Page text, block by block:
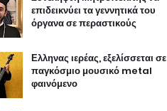
επιδεικνύει τα γεννητικά του
όργανα σε περαστικούς
Ελληνας ιερέας, εξελίσσεται σε
παγκόσμιο μουσικό metal
φαινόμενο